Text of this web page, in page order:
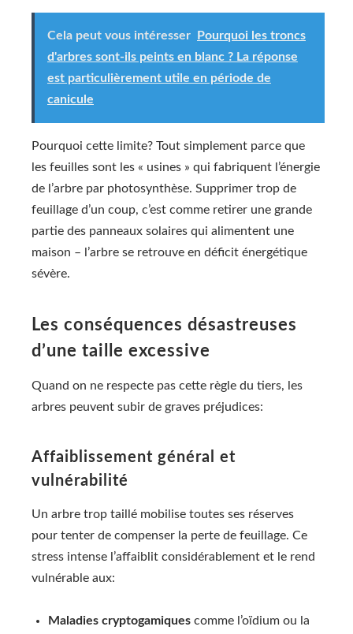
Cela peut vous intéresser
Pourquoi les troncs
d'arbres sont-ils peints en blanc ? La réponse
est particulièrement utile en période de
canicule
Pourquoi cette limite? Tout simplement parce que
les feuilles sont les « usines » qui fabriquent l’énergie
de l’arbre par photosynthèse. Supprimer trop de
feuillage d’un coup, c’est comme retirer une grande
partie des panneaux solaires qui alimentent une
maison – l’arbre se retrouve en déficit énergétique
sévère.
Les conséquences désastreuses
d’une taille excessive
Quand on ne respecte pas cette règle du tiers, les
arbres peuvent subir de graves préjudices:
Affaiblissement général et
vulnérabilité
Un arbre trop taillé mobilise toutes ses réserves
pour tenter de compenser la perte de feuillage. Ce
stress intense l’affaiblit considérablement et le rend
vulnérable aux:
Maladies cryptogamiques comme l’oïdium ou la